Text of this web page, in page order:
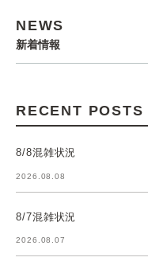
NEWS
新着情報
RECENT POSTS
8/8混雑状況
2026.08.08
8/7混雑状況
2026.08.07